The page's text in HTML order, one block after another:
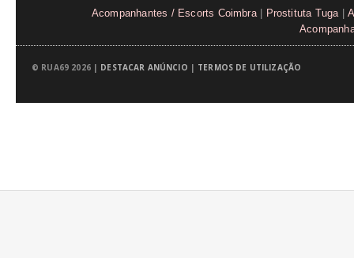
Acompanhantes / Escorts Coimbra Prostituta Tuga
© RUA69 2026 | DESTACAR ANÚNCIO | TERMOS DE UTILIZAÇÃO